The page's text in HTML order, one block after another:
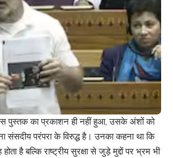
पुस्तक का प्रकाशन ही नहीं हुआ, उसके अंशों को
परंपरा के विरुद्ध है। उनका कहना था कि
है बल्कि राष्ट्रीय सुरक्षा से जुड़े मुद्दों पर भ्रम भी